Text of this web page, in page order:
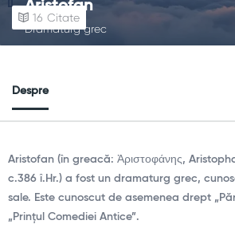
Aristofan
Dramaturg grec
16 Citate
Despre
Aristofan (în greacă: Ἀριστοφάνης,
c.386 î.Hr.) a fost un dramaturg grec,
sale. Este cunoscut de asemenea drept
„Prințul Comediei Antice”.